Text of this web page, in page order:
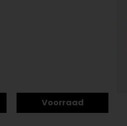
Voorraad